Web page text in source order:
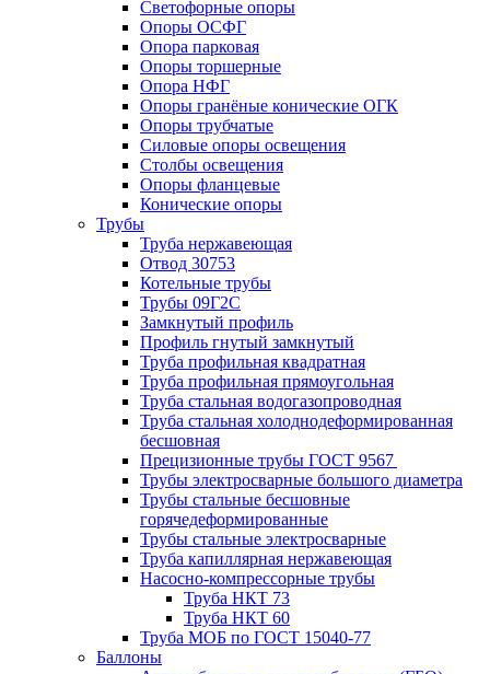
Светофорные опоры
Опоры ОСФГ
Опора парковая
Опоры торшерные
Опора НФГ
Опоры гранёные конические ОГК
Опоры трубчатые
Силовые опоры освещения
Столбы освещения
Опоры фланцевые
Конические опоры
Трубы
Труба нержавеющая
Отвод 30753
Котельные трубы
Трубы 09Г2С
Замкнутый профиль
Профиль гнутый замкнутый
Труба профильная квадратная
Труба профильная прямоугольная
Труба стальная водогазопроводная
Труба стальная холоднодеформированная
бесшовная
Прецизионные трубы ГОСТ 9567
Трубы электросварные большого диаметра
Трубы стальные бесшовные
горячедеформированные
Трубы стальные электросварные
Труба капиллярная нержавеющая
Насосно-компрессорные трубы
Труба НКТ 73
Труба НКТ 60
Труба МОБ по ГОСТ 15040-77
Баллоны